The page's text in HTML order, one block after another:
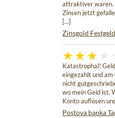
attraktiver waren.
Zinsen jetzt
[...]
Zinsgold Festgeld
Katastrophal!
eingezahlt und
nicht
wo mein Geld ist.
Konto auflösen
Postova banka